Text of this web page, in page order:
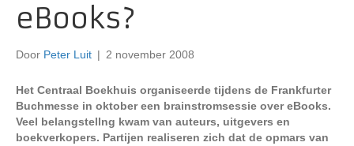
eBooks?
Door Peter Luit | 2 november 2008
Het Centraal Boekhuis organiseerde tijdens de Frankfurter
Buchmesse in oktober een brainstromsessie over eBooks.
Veel belangstellng kwam van auteurs, uitgevers en
boekverkopers. Partijen realiseren zich dat de opmars van